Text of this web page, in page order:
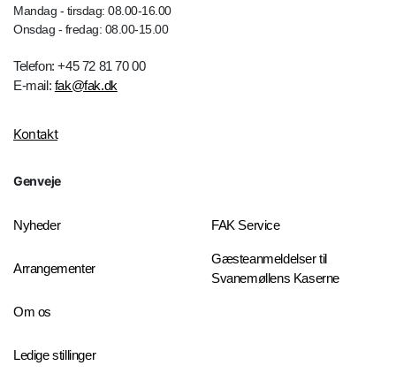
Mandag - tirsdag: 08.00-16.00
Onsdag - fredag: 08.00-15.00
Telefon: +45 72 81 70 00
E-mail: fak@fak.dk
Kontakt
Genveje
Nyheder
Arrangementer
Om os
Ledige stillinger
FAK Service
Gæsteanmeldelser til
Svanemøllens Kaserne